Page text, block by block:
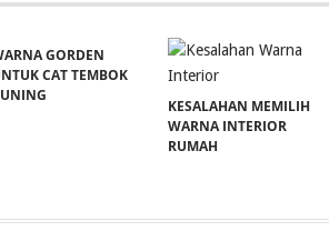
GORDEN
CAT TEMBOK
KESALAHAN MEMILIH
WARNA INTERIOR
RUMAH